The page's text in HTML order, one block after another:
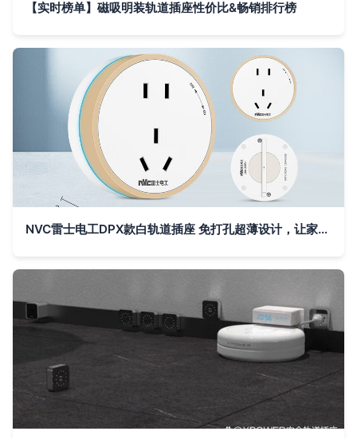
【实时榜单】磁吸明装轨道插座性价比&畅销排行榜
NVC雷士电工DPX款白轨道插座 免打孔超薄设计，让家居用电更灵活